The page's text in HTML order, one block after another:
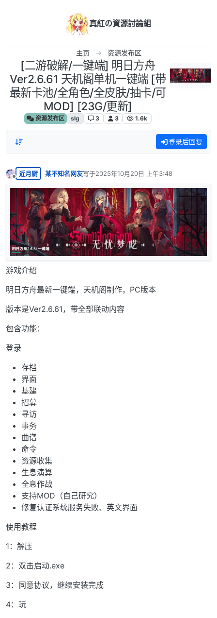
真紅の資源討論組
主页 资源发布区
[二游破解/一键端] 明日方舟
Ver2.6.61 天机阁单机一键端 [带
最新卡池/全角色/全皮肤/抽卡/可
MOD] [23G/更新]
资源发布区 slg 3 3 1.6k
登录后回复
离线
近月厨 某不知名网友写于2025年10月20日 上午3:48
最后由 编辑
游戏介绍
明日方舟最新一键端，天机阁制作，PC版本
版本是Ver2.6.61，带全部联动内容
包含功能：
登录
存档
界面
基建
招募
寻访
事务
曲谱
命令
资源收集
生息演算
全息作战
支持MOD（自己研究）
修复认证系统服务失败、英文界面
使用教程
1：解压
2：双击启动.exe
3：同意协议，继续安装完成
4：玩